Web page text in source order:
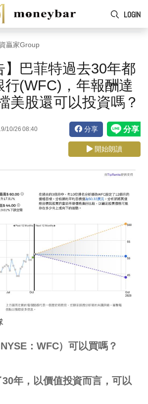
LOGIN
功
能
表
贏家Group
】巴菲特過去30年都
行(WFC)，年報酬達
美股還可以投資嗎？
10/26 08:40 分享
開始朗讀
：WFC）可以買嗎？
年，以價值投資而言，可以